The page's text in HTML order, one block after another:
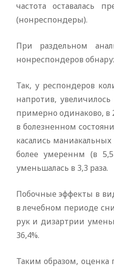
частота оставалась
(нонреспондеры).
При раздельном
нонреспондеров
Так, у респондеров
напротив,
примерно одинаково, в
в болезненном
касались
более умереннм (в
уменьшалась в 3,3 раза.
Побочные эффекты в
в лечебном периоде
рук и дизартрии
36,4%.
Таким образом,